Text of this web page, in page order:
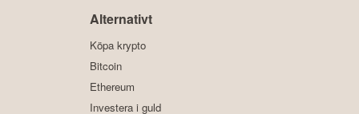
Alternativt
Köpa krypto
Bitcoin
Ethereum
Investera i guld